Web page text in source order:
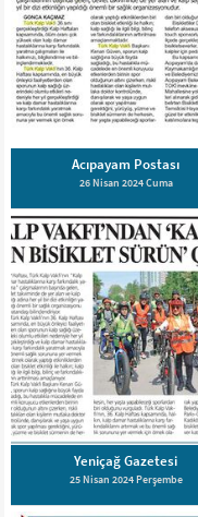
Acıpayam Postası
26 Nisan 2024 Cuma
Yeniçağ Gazetesi
25 Nisan 2024 Perşembe